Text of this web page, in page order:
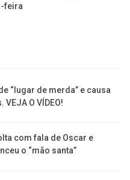
feira
“lugar de merda” e causa
O VÍDEO!
com fala de Oscar e
o “mão santa”